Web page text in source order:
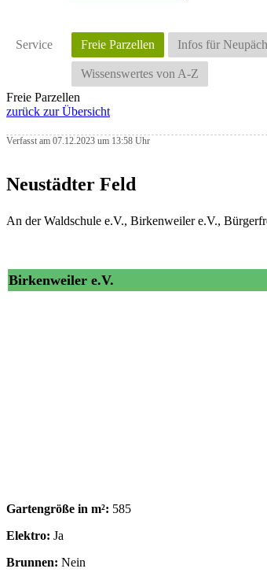
Service Freie Parzellen Infos für
Wissenswertes von A-Z
Freie Parzellen
zurück zur Übersicht
Verfasst am 07.12.2023 um 13:58 Uhr
Neustädter Feld
An der Waldschule e.V., Birkenweiler e.V.,
Birkenweiler e.V.
Gartengröße in m²: 585
Elektro: Ja
Brunnen: Nein